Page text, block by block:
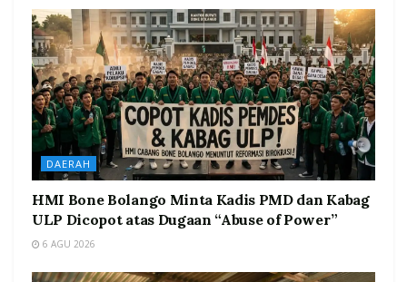
DAERAH
HMI Bone Bolango Minta Kadis PMD dan Kabag
ULP Dicopot atas Dugaan “Abuse of Power”
6 AGU 2026